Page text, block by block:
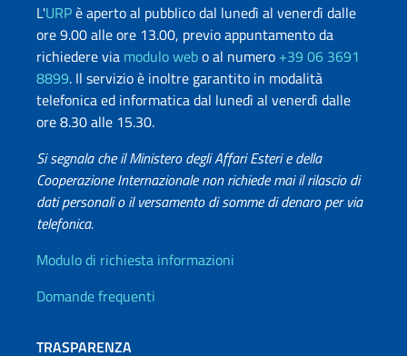
L'URPè aperto al pubblico dal lunedì al venerdì dalle
ore 9.00 alle ore 13.00, previo appuntamento da
richiedere via modulo webo al numero +39 06 3691
8899. Il servizio è inoltre garantito in modalità
telefonica ed informatica dal lunedì al venerdì dalle
ore 8.30 alle 15.30.
Si segnala che il Ministero degli Affari Esteri e della
Cooperazione Internazionale non richiede mai il rilascio di
dati personali o il versamento di somme di denaro per via
telefonica.
Info utili
Modulo di richiesta informazioni
Domande frequenti
TRASPARENZA